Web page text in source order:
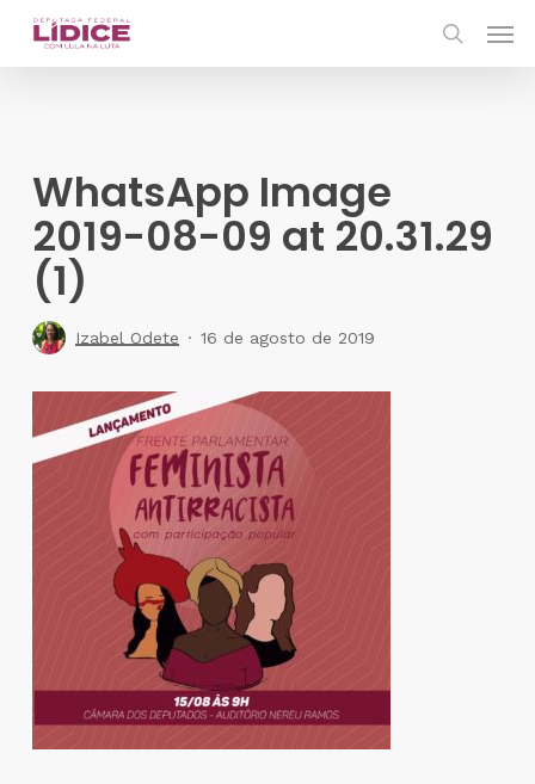
Skip
WhatsApp Image
2019-08-09 at 20.31.29
(1)
Izabel Odete 16 de agosto de 2019